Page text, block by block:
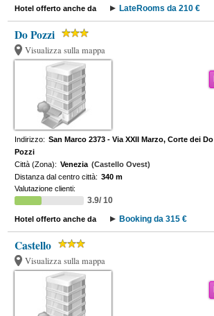
Hotel offerto anche da LateRooms da 210 €
Do Pozzi
Visualizza sulla mappa
Indirizzo: San Marco 2373 - Via XXII Marzo, Corte dei Do
Pozzi
Città (Zona): Venezia (Castello Ovest)
Distanza dal centro città: 340 m
Valutazione clienti:
3.9/ 10
Hotel offerto anche da Booking da 315 €
Castello
Visualizza sulla mappa